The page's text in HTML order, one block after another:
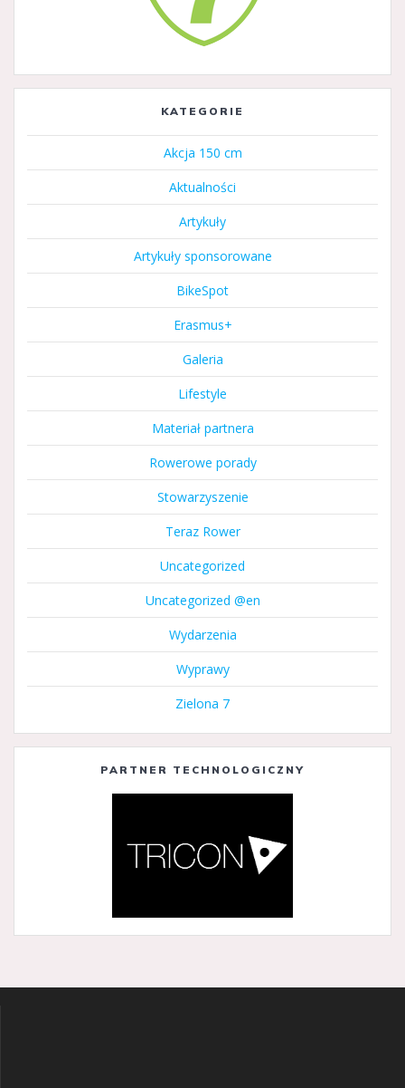
KATEGORIE
Akcja 150 cm
Aktualności
Artykuły
Artykuły sponsorowane
BikeSpot
Erasmus+
Galeria
Lifestyle
Materiał partnera
Rowerowe porady
Stowarzyszenie
Teraz Rower
Uncategorized
Uncategorized @en
Wydarzenia
Wyprawy
Zielona 7
PARTNER TECHNOLOGICZNY